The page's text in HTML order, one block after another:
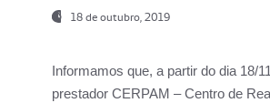
18 de outubro, 2019
Informamos que, a partir do dia 18/
prestador CERPAM – Centro de